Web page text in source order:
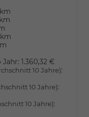
Jahr: 1.360,32 €
10 Jahre):
10 Jahre):
10 Jahre):